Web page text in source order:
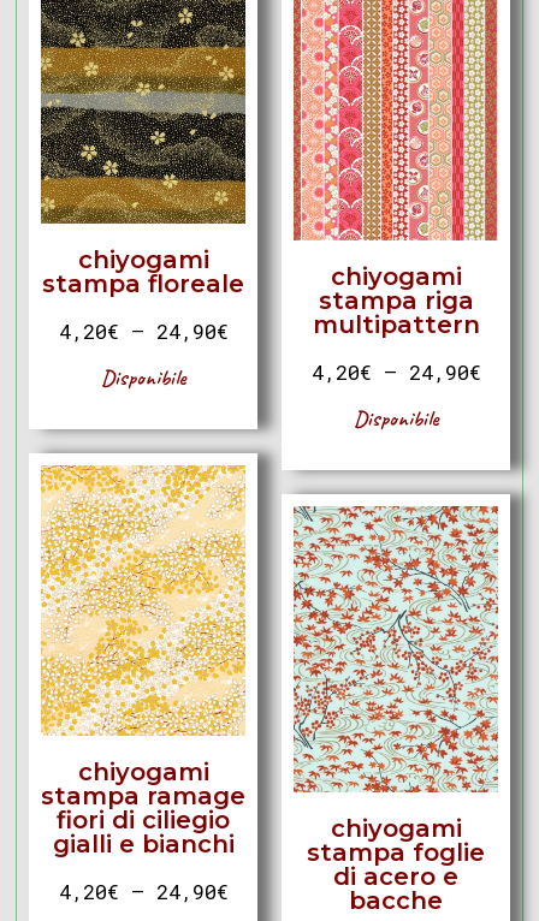
chiyogami
stampa floreale
4,20€ – 24,90€
Disponibile
chiyogami
stampa riga
multipattern
4,20€ – 24,90€
Disponibile
chiyogami
stampa ramage
fiori di ciliegio
gialli e bianchi
4,20€ – 24,90€
chiyogami
stampa foglie
di acero e
bacche